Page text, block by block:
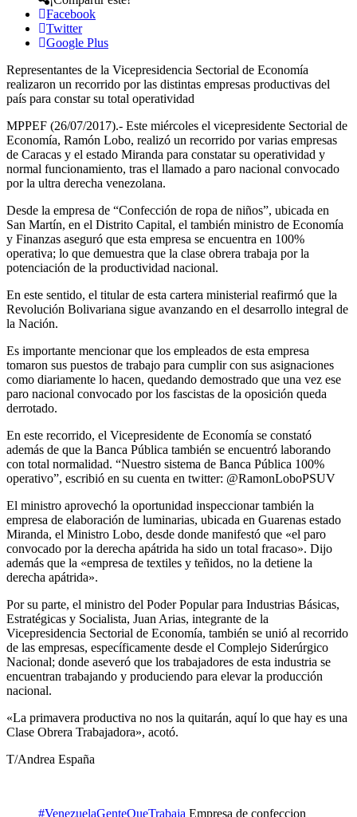
Facebook
Twitter
Google Plus
Representantes de la Vicepresidencia Sectorial de Economía
realizaron un recorrido por las distintas empresas productivas del
país para constar su total operatividad
MPPEF (26/07/2017).- Este miércoles el vicepresidente Sectorial de
Economía, Ramón Lobo, realizó un recorrido por varias empresas
de Caracas y el estado Miranda para constatar su operatividad y
normal funcionamiento, tras el llamado a paro nacional convocado
por la ultra derecha venezolana.
Desde la empresa de “Confección de ropa de niños”, ubicada en
San Martín, en el Distrito Capital, el también ministro de Economía
y Finanzas aseguró que esta empresa se encuentra en 100%
operativa; lo que demuestra que la clase obrera trabaja por la
potenciación de la productividad nacional.
En este sentido, el titular de esta cartera ministerial reafirmó que la
Revolución Bolivariana sigue avanzando en el desarrollo integral de
la Nación.
Es importante mencionar que los empleados de esta empresa
tomaron sus puestos de trabajo para cumplir con sus asignaciones
como diariamente lo hacen, quedando demostrado que una vez ese
paro nacional convocado por los fascistas de la oposición queda
derrotado.
En este recorrido, el Vicepresidente de Economía se constató
además de que la Banca Pública también se encuentró laborando
con total normalidad. “Nuestro sistema de Banca Pública 100%
operativo”, escribió en su cuenta en twitter: @RamonLoboPSUV
El ministro aprovechó la oportunidad inspeccionar también la
empresa de elaboración de luminarias, ubicada en Guarenas estado
Miranda, el Ministro Lobo, desde donde manifestó que «el paro
convocado por la derecha apátrida ha sido un total fracaso». Dijo
además que la «empresa de textiles y teñidos, no la detiene la
derecha apátrida».
Por su parte, el ministro del Poder Popular para Industrias Básicas,
Estratégicas y Socialista, Juan Arias, integrante de la
Vicepresidencia Sectorial de Economía, también se unió al recorrido
de las empresas, específicamente desde el Complejo Siderúrgico
Nacional; donde aseveró que los trabajadores de esta industria se
encuentran trabajando y produciendo para elevar la producción
nacional.
«La primavera productiva no nos la quitarán, aquí lo que hay es una
Clase Obrera Trabajadora», acotó.
T/Andrea España
#VenezuelaGenteQueTrabaja Empresa de confeccion